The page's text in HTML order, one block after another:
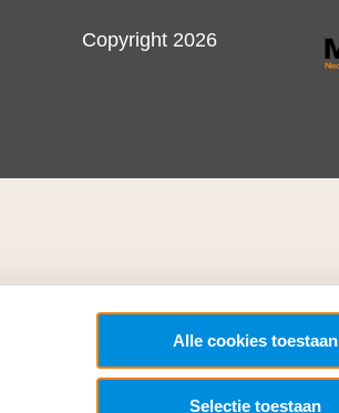
Alle cookies toestaan
Selectie toestaan
Copyright 2026